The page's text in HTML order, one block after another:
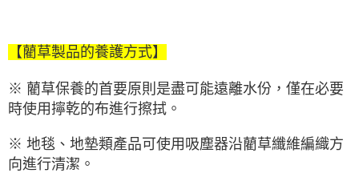
【藺草製品的養護方式】
※ 藺草保養的首要原則是盡可能遠離水份，僅在必要
時使用擰乾的布進行擦拭。
※ 地毯、地墊類產品可使用吸塵器沿藺草纖維編織方
向進行清潔。